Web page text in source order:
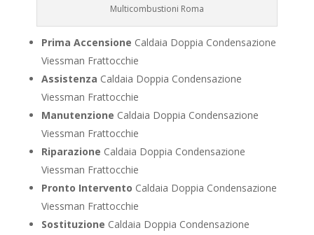
Multicombustioni Roma
Prima Accensione Caldaia Doppia Condensazione
Viessman Frattocchie
Assistenza Caldaia Doppia Condensazione
Viessman Frattocchie
Manutenzione Caldaia Doppia Condensazione
Viessman Frattocchie
Riparazione Caldaia Doppia Condensazione
Viessman Frattocchie
Pronto Intervento Caldaia Doppia Condensazione
Viessman Frattocchie
Sostituzione Caldaia Doppia Condensazione